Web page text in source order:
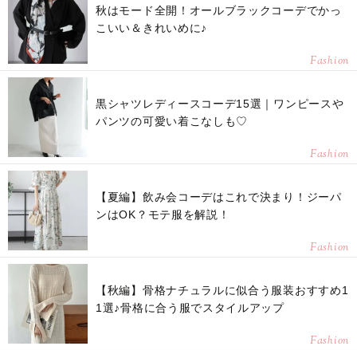
秋はモード全開！オールブラックコーデでかっ
こいい＆きれいめに♪
Fashion
黒シャツレディースコーデ15選｜ワンピースや
パンツの可愛い着こなしも♡
Fashion
【夏編】飲み会コーデはこれで決まり！ジーパ
ンはOK？モテ服を解説！
Fashion
【秋編】骨格ナチュラルに似合う服装おすすめ1
1選♪骨格に合う服でスタイルアップ
Fashion